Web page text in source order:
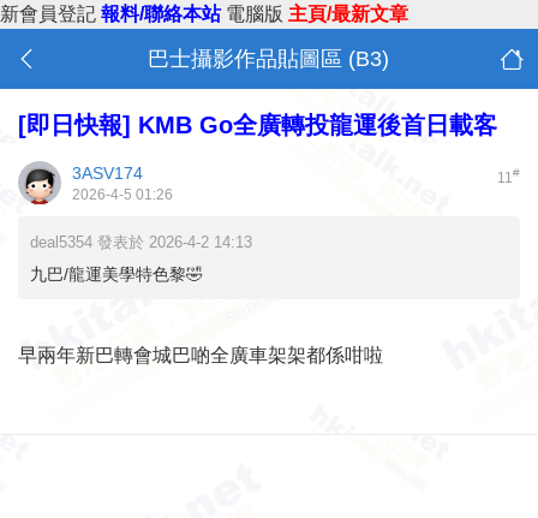
新會員登記 報料/聯絡本站 電腦版 主頁/最新文章
巴士攝影作品貼圖區 (B3)
[即日快報] KMB Go全廣轉投龍運後首日載客
11#
3ASV174
2026-4-5 01:26
deal5354 發表於 2026-4-2 14:13
九巴/龍運美學特色黎🤣
早兩年新巴轉會城巴啲全廣車架架都係咁啦